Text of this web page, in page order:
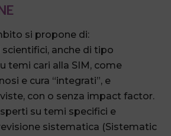
si propone di:
anche di tipo
temi cari alla SIM, come
e cura “integrati”, e
con o senza impact factor.
su temi specifici e
sistematica (Sistematic